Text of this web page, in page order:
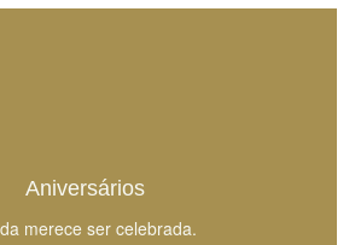
Aniversários
merece ser celebrada.